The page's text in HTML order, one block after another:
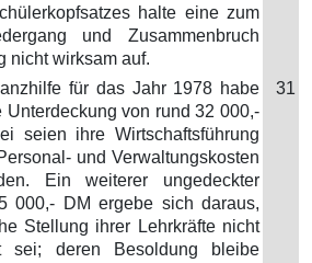
halte eine zum
und Zusammenbruch
nicht wirksam auf.
für das Jahr 1978 habe
von rund 32 000,-
seien ihre Wirtschaftsführung
und Verwaltungskosten
Ein weiterer ungedeckter
000,- DM ergebe sich daraus,
Stellung ihrer Lehrkräfte nicht
sei; deren Besoldung bleibe
31